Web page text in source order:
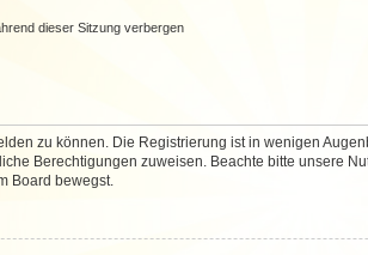
dieser Sitzung verbergen
zu können. Die Registrierung ist in wenigen
Berechtigungen zuweisen. Beachte bitte unsere
Board bewegst.